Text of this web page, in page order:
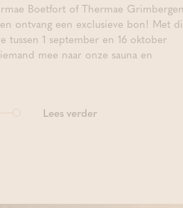
Boetfort of Thermae Grimbergen
ontvang een exclusieve bon! Met
tussen 1 september en 16 oktober
mee naar onze sauna en
Lees verder